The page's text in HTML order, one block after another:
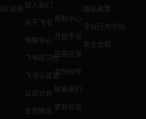
买咨询 加入我们
关于飞书
博客中心
飞书研习社
飞书认证官
公益计划
生态快讯
帮助中心
开放平台
应用目录
合作伙伴
联系我们
更新日志
隐私政策
平台行为守则
安全合规